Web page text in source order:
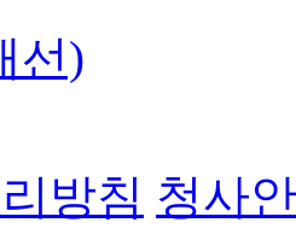
선)
방침 청사